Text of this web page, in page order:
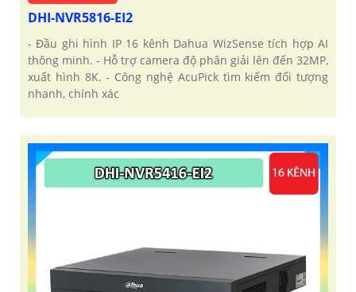
DHI-NVR5816-EI2
- Đầu ghi hình IP 16 kênh Dahua WizSense tích hợp AI
thông minh. - Hỗ trợ camera độ phân giải lên đến 32MP,
xuất hình 8K. - Công nghệ AcuPick tìm kiếm đối tượng
nhanh, chính xác